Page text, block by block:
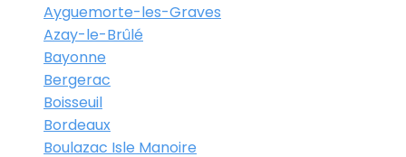
Ayguemorte-les-Graves
Azay-le-Brûlé
Bayonne
Bergerac
Boisseuil
Bordeaux
Boulazac Isle Manoire